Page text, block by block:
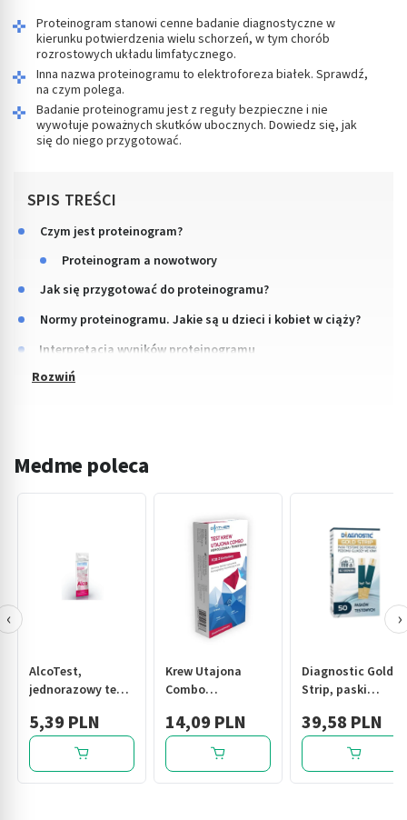
Proteinogram stanowi cenne badanie diagnostyczne w
kierunku potwierdzenia wielu schorzeń, w tym chorób
rozrostowych układu limfatycznego.
Inna nazwa proteinogramu to elektroforeza białek. Sprawdź,
na czym polega.
Badanie proteinogramu jest z reguły bezpieczne i nie
wywołuje poważnych skutków ubocznych. Dowiedz się, jak
się do niego przygotować.
SPIS TREŚCI
Czym jest proteinogram?
Proteinogram a nowotwory
Jak się przygotować do proteinogramu?
Normy proteinogramu. Jakie są u dzieci i kobiet w ciąży?
Interpretacja wyników proteinogramu
Medme poleca
AlcoTest,
jednorazowy test
alkoholu, 1 szt.
5,39 PLN
Krew Utajona
Combo
transferyna), test
diagnostyczny, 1
szt.
14,09 PLN
Diagnostic Gold
Strip, paski
pomiaru poziomu
glukozy we krwi,
50 szt.
39,58 PLN
‹ ›